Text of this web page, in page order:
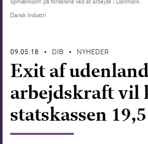
Forskning
Dansk Industri
09.05.18 • DIB • NYHEDER
Exit af
arbejdskraft vil
statskassen